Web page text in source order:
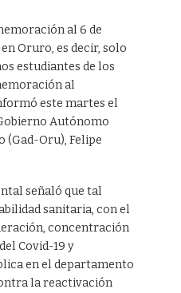
al 6 de
Oruro, es decir, solo
estudiantes de los
al
este martes el
Autónomo
(Gad-Oru), Felipe
señaló que tal
sanitaria, con el
concentración
Covid-19 y
en el departamento
la reactivación